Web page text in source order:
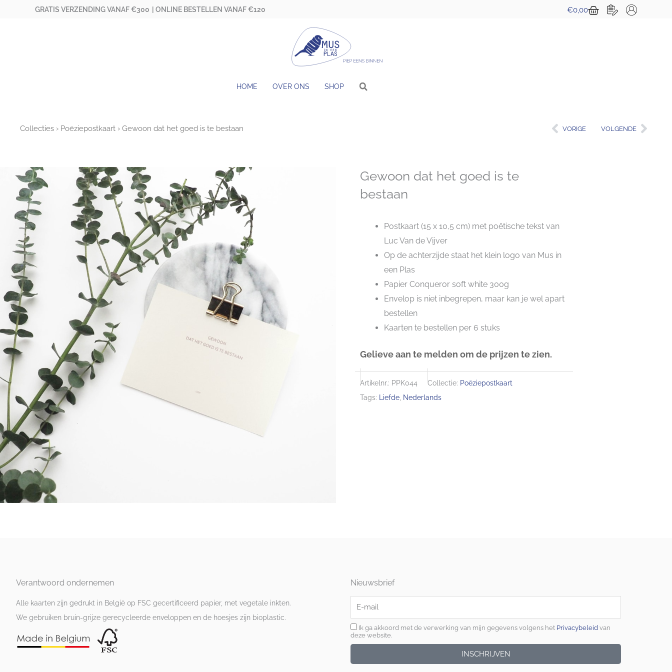
GRATIS VERZENDING VANAF €300 | ONLINE BESTELLEN VANAF €120 €0,00Winkelwagen
HOME OVER ONS SHOP
Collecties › Poëziepostkaart › Gewoon dat het goed is te bestaan Vorige
VORIGE VOLGENDE
Gewoon dat het goed is te
bestaan
Postkaart (15 x 10,5 cm) met poëtische tekst van
Luc Van de Vijver
Op de achterzijde staat het klein logo van Mus in
een Plas
Papier Conqueror soft white 300g
Envelop is niet inbegrepen, maar kan je wel apart
bestellen
Kaarten te bestellen per 6 stuks
Gelieve aan te melden om de prijzen te zien.
Artikelnr.: PPK044 Collectie: Poëziepostkaart
Tags: Liefde Nederlands
Verantwoord ondernemen
Alle kaarten zijn gedrukt in België op FSC gecertificeerd papier, met vegetale inkten.
We gebruiken bruin-grijze gerecycleerde enveloppen en de hoesjes zijn bioplastic.
Nieuwsbrief
E-
mail
Ik ga akkoord met de verwerking van mijn gegevens volgens het Privacybeleid van
deze website.
INSCHRIJVEN